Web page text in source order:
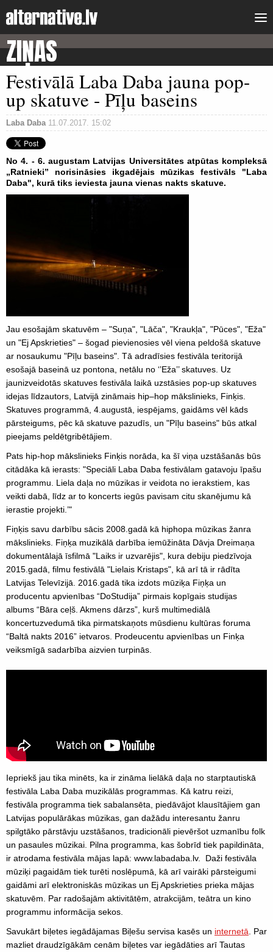
ZIŅAS
Festivālā Laba Daba jauna pop-
up skatuve - Pīļu baseins
Laba Daba 11.07.2017. 15:02
No 4. - 6. augustam Latvijas Universitātes atpūtas kompleksā
„Ratnieki” norisināsies ikgadējais mūzikas festivāls "Laba
Daba", kurā tiks ieviesta jauna vienas nakts skatuve.
Jau esošajām skatuvēm – "Suņa", "Lāča", "Kraukļa", "Pūces", "Eža"
un "Ej Apskrieties" – šogad pievienosies vēl viena peldošā skatuve
ar nosaukumu "Pīļu baseins". Tā adradīsies festivāla teritorijā
esošajā baseinā uz pontona, netālu no ‘’Eža’’ skatuves. Uz
jaunizveidotās skatuves festivāla laikā uzstāsies pop-up skatuves
idejas līdzautors, Latvijā zināmais hip–hop mākslinieks, Finķis.
Skatuves programmā, 4.augustā, iespējams, gaidāms vēl kāds
pārsteigums, pēc kā skatuve pazudīs, un "Pīļu baseins" būs atkal
pieejams peldētgribētājiem.
Pats hip-hop mākslinieks Finķis norāda, ka šī viņa uzstāšanās būs
citādāka kā ierasts: "Speciāli Laba Daba festivālam gatavoju īpašu
programmu. Liela daļa no mūzikas ir veidota no ierakstiem, kas
veikti dabā, līdz ar to koncerts iegūs pavisam citu skanējumu kā
ierastie projekti.’"
Fiņķis savu darbību sācis 2008.gadā kā hiphopa mūzikas žanra
mākslinieks. Fiņķa muzikālā darbība iemūžināta Dāvja Dreimaņa
dokumentālajā īsfilmā "Laiks ir uzvarējis", kura debiju piedzīvoja
2015.gadā, filmu festivālā "Lielais Kristaps", kā arī tā ir rādīta
Latvijas Televīzijā. 2016.gadā tika izdots mūziķa Fiņķa un
producentu apvienības “DoStudija” pirmais kopīgais studijas
albums “Bāra ceļš. Akmens dārzs”, kurš multimediālā
koncertuzvedumā tika pirmatskaņots mūsdienu kultūras foruma
“Baltā nakts 2016” ietvaros. Prodeucentu apvienības un Finķa
veiksmīgā sadarbība aizvien turpinās.
Iepriekš jau tika minēts, ka ir zināma lielākā daļa no starptautiskā
festivāla Laba Daba muzikālās programmas. Kā katru reizi,
festivāla programma tiek sabalansēta, piedāvājot klausītājiem gan
Latvijas populārākas mūzikas, gan dažādu interesantu žanru
spilgtāko pārstāvju uzstāšanos, tradicionāli pievēršot uzmanību folk
un pasaules mūzikai. Pilna programma, kas šobrīd tiek papildināta,
ir atrodama festivāla mājas lapā: www.labadaba.lv. Daži festivāla
mūziķi pagaidām tiek turēti noslēpumā, kā arī vairāki pārsteigumi
gaidāmi arī elektroniskās mūzikas un Ej Apskrieties prieka mājas
skatuvēm. Par radošajām aktivitātēm, atrakcijām, teātra un kino
programmu informācija sekos.
Savukārt biļetes iegādājamas Biļešu servisa kasēs un internetā . Par
mazliet draudzīgākām cenām biļetes var iegādāties arī Tautas